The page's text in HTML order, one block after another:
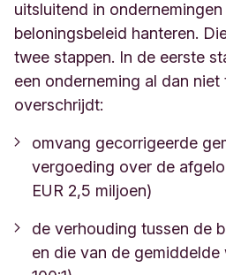
uitsluitend in
beloningsbeleid hanteren.
twee stappen. In de eerste
een onderneming al dan niet
overschrijdt:
omvang gecorrigeerde
vergoeding over de
EUR 2,5 miljoen)
de verhouding tussen de
en die van de gemiddelde